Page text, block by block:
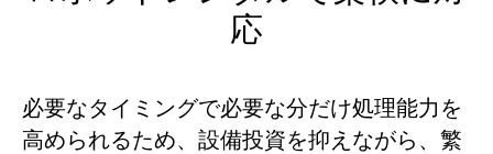
応
必要なタイミングで必要な分だけ処理能力を
高められるため、設備投資を抑えながら、繁